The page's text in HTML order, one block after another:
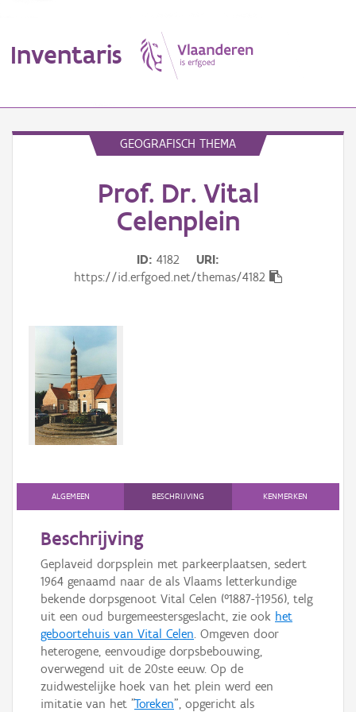
Inventaris
Persoon of collectief
Downloads
Hergebruik
GEOGRAFISCH THEMA
Prof. Dr. Vital
Celenplein
ID 4182
URI
https://id.erfgoed.net/themas/4182
ALGEMEEN BESCHRIJVING KENMERKEN
Beschrijving
Geplaveid dorpsplein met parkeerplaatsen, sedert
1964 genaamd naar de als Vlaams letterkundige
bekende dorpsgenoot Vital Celen (°1887-†1956), telg
uit een oud burgemeestersgeslacht, zie ook het
geboortehuis van Vital Celen. Omgeven door
heterogene, eenvoudige dorpsbebouwing,
overwegend uit de 20ste eeuw. Op de
zuidwestelijke hoek van het plein werd een
imitatie van het "Toreken", opgericht als